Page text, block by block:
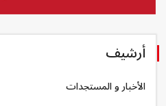
أرشيف
الأخبار و المستجدات